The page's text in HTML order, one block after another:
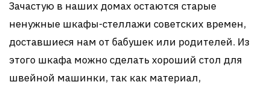
Зачастую в наших домах остаются старые
ненужные шкафы-стеллажи советских времен,
доставшиеся нам от бабушек или родителей. Из
этого шкафа можно сделать хороший стол для
швейной машинки, так как материал,